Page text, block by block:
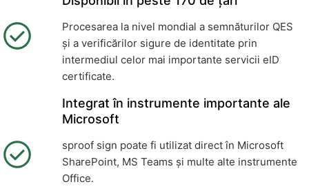
Procesarea la nivel mondial a semnăturilor QES
și a verificărilor sigure de identitate prin
intermediul celor mai importante servicii eID
certificate.
Integrat în instrumente importante ale
Microsoft
sproof sign poate fi utilizat direct în Microsoft
SharePoint, MS Teams și multe alte instrumente
Office.